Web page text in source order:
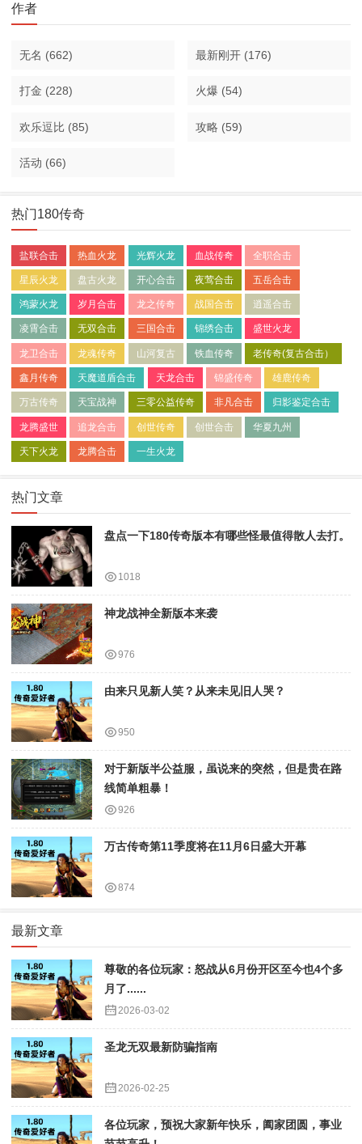
作者
无名 (662) 最新刚开 (176)
打金 (228) 火爆 (54)
欢乐逗比 (85) 攻略 (59)
活动 (66)
热门180传奇
盐联合击 热血火龙 光辉火龙 血战传奇 全职合击
星辰火龙 盘古火龙 开心合击 夜莺合击 五岳合击
鸿蒙火龙 岁月合击 龙之传奇 战国合击 逍遥合击
凌霄合击 无双合击 三国合击 锦绣合击 盛世火龙
龙卫合击 龙魂传奇 山河复古 铁血传奇 老传奇(复古合击）
鑫月传奇 天魔道盾合击 天龙合击 锦盛传奇 雄鹿传奇
万古传奇 天宝战神 三零公益传奇 非凡合击 归影鉴定合击
龙腾盛世 追龙合击 创世传奇 创世合击 华夏九州
天下火龙 龙腾合击 一生火龙
热门文章
盘点一下180传奇版本有哪些怪最值得散人去打。
1018
神龙战神全新版本来袭
976
由来只见新人笑？从来未见旧人哭？
950
对于新版半公益服，虽说来的突然，但是贵在路
线简单粗暴！
926
万古传奇第11季度将在11月6日盛大开幕
874
最新文章
尊敬的各位玩家：怒战从6月份开区至今也4个多
月了......
2026-03-02
圣龙无双最新防骗指南
2026-02-25
各位玩家，预祝大家新年快乐，阖家团圆，事业